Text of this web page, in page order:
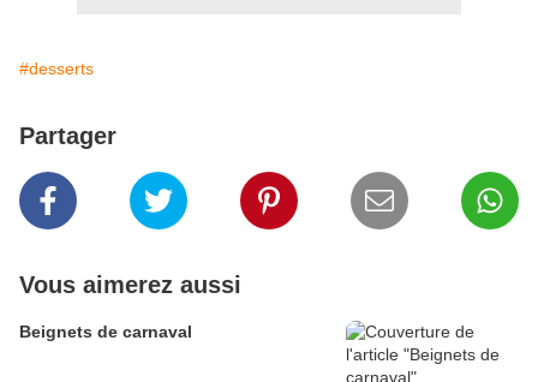
#desserts
Partager
Vous aimerez aussi
Beignets de carnaval